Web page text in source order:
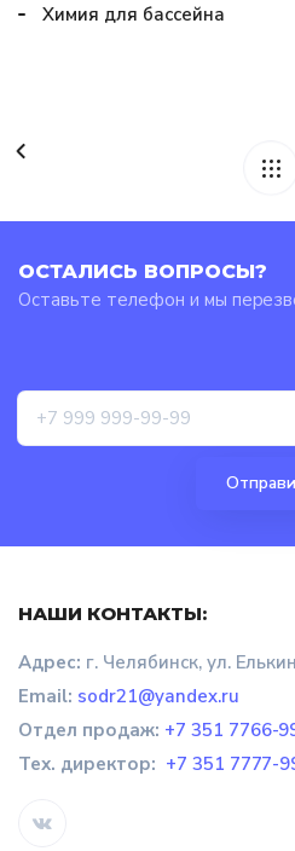
Химия для бассейна
ОСТАЛИСЬ ВОПРОСЫ?
Оставьте телефон и мы
НАШИ КОНТАКТЫ:
Адрес: г. Челябинск, ул.
Email: sodr21@yandex.ru
Отдел продаж: +7 351 7766-
Тех. директор: +7 351 7777-